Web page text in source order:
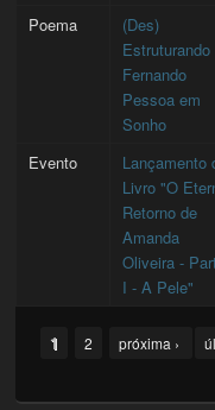
Poema
(Des)
Estruturando
Fernando
Pessoa em
Sonho
Evento
Lançamento
Livro "O
Retorno de
Amanda
Oliveira -
I - A Pele"
Pages
1 2 próxima ›